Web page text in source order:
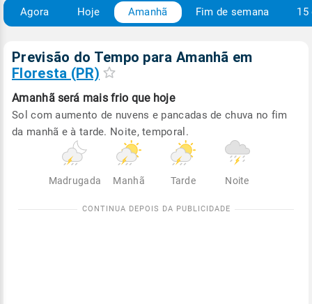
Agora Hoje Amanhã Fim de semana 15
Previsão do Tempo para Amanhã em
Floresta (PR)
Amanhã será mais frio que hoje
Sol com aumento de nuvens e pancadas de chuva no fim
da manhã e à tarde. Noite, temporal.
Madrugada Manhã Tarde Noite